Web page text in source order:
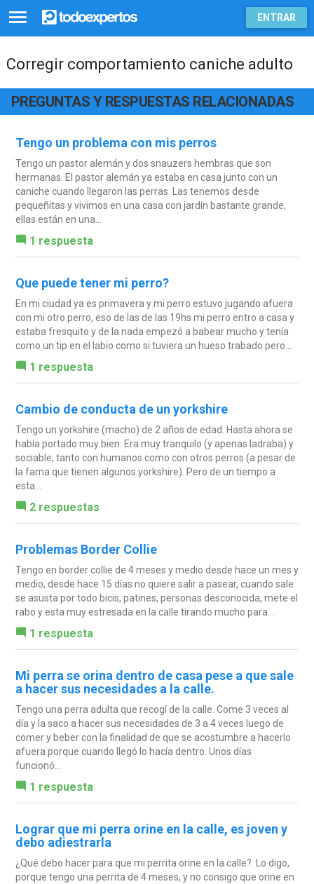
ENTRAR
Corregir comportamiento caniche adulto
PREGUNTAS Y RESPUESTAS RELACIONADAS
Tengo un problema con mis perros
Tengo un pastor alemán y dos snauzers hembras que son
hermanas. El pastor alemán ya estaba en casa junto con un
caniche cuando llegaron las perras. Las tenemos desde
pequeñitas y vivimos en una casa con jardín bastante grande,
ellas están en una...
1 respuesta
Que puede tener mi perro?
En mi ciudad ya es primavera y mi perro estuvo jugando afuera
con mi otro perro, eso de las de las 19hs mi perro entro a casa y
estaba fresquito y de la nada empezó a babear mucho y tenía
como un tip en el labio como si tuviera un hueso trabado pero...
1 respuesta
Cambio de conducta de un yorkshire
Tengo un yorkshire (macho) de 2 años de edad. Hasta ahora se
había portado muy bien: Era muy tranquilo (y apenas ladraba) y
sociable, tanto con humanos como con otros perros (a pesar de
la fama que tienen algunos yorkshire). Pero de un tiempo a
esta...
2 respuestas
Problemas Border Collie
Tengo en border collie de 4 meses y medio desde hace un mes y
medio, desde hace 15 días no quiere salir a pasear, cuando sale
se asusta por todo bicis, patines, personas desconocida, mete el
rabo y esta muy estresada en la calle tirando mucho para...
1 respuesta
Mi perra se orina dentro de casa pese a que sale
a hacer sus necesidades a la calle.
Tengo una perra adulta que recogí de la calle. Come 3 veces al
día y la saco a hacer sus necesidades de 3 a 4 veces luego de
comer y beber con la finalidad de que se acostumbre a hacerlo
afuera porque cuando llegó lo hacía dentro. Unos días
funcionó...
1 respuesta
Lograr que mi perra orine en la calle, es joven y
debo adiestrarla
¿Qué debo hacer para que mi perrita orine en la calle?. Lo digo,
porque tengo una perrita de 4 meses, y no consigo que orine en